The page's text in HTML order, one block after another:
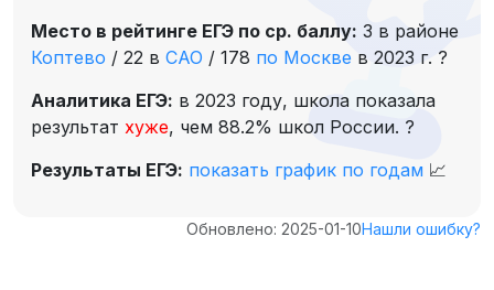
Место в рейтинге ЕГЭ по ср. баллу: 3 в районе
Коптево / 22 в САО / 178 по Москве в 2023 г. ?
Аналитика ЕГЭ: в 2023 году, школа показала
результат хуже, чем 88.2% школ России. ?
Результаты ЕГЭ: показать график по годам 📈
Обновлено: 2025-01-10Нашли ошибку?